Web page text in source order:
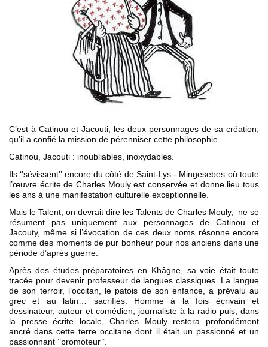
C’est à Catinou et Jacouti, les deux personnages de sa création,
qu’il a confié la mission de pérenniser cette philosophie.
Catinou, Jacouti : inoubliables, inoxydables.
Ils ‘’sévissent’’ encore du côté de Saint-Lys - Mingesebes où toute
l’œuvre écrite de Charles Mouly est conservée et donne lieu tous
les ans à une manifestation culturelle exceptionnelle.
Mais le Talent, on devrait dire les Talents de Charles Mouly, ne se
résument pas uniquement aux personnages de Catinou et
Jacouty, même si l’évocation de ces deux noms résonne encore
comme des moments de pur bonheur pour nos anciens dans une
période d’après guerre.
Après des études préparatoires en Khâgne, sa voie était toute
tracée pour devenir professeur de langues classiques. La langue
de son terroir, l’occitan, le patois de son enfance, a prévalu au
grec et au latin… sacrifiés. Homme à la fois écrivain et
dessinateur, auteur et comédien, journaliste à la radio puis, dans
la presse écrite locale, Charles Mouly restera profondément
ancré dans cette terre occitane dont il était un passionné et un
passionnant ‘’promoteur’’.